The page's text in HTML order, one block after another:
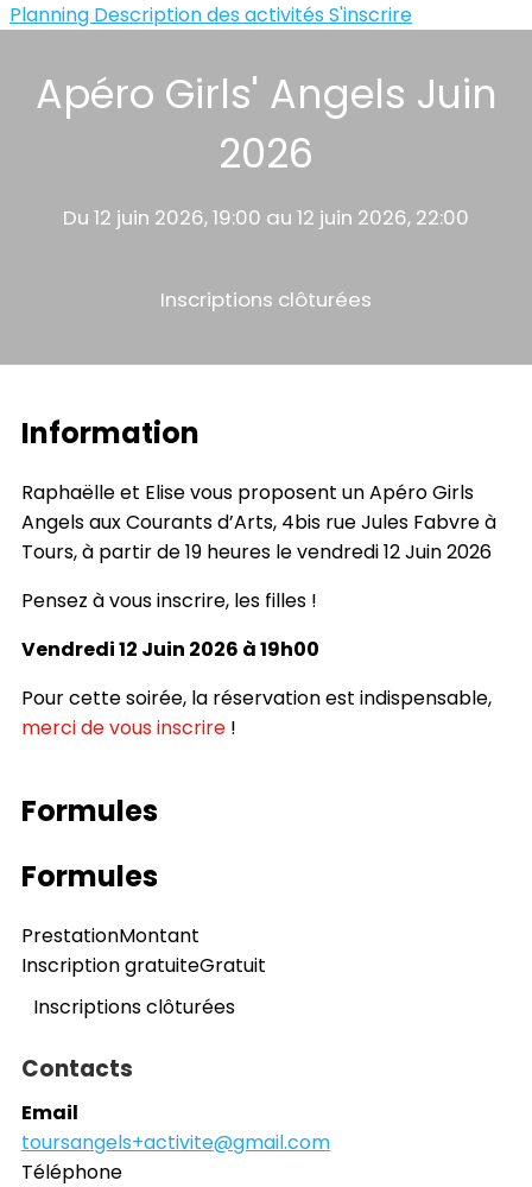
Planning Description des activités S'inscrire
Apéro Girls' Angels Juin
2026
Du 12 juin 2026, 19:00 au 12 juin 2026, 22:00
Inscriptions clôturées
Information
Raphaëlle et Elise vous proposent un Apéro Girls
Angels aux Courants d’Arts, 4bis rue Jules Fabvre à
Tours, à partir de 19 heures le vendredi 12 Juin 2026
Pensez à vous inscrire, les filles !
Vendredi 12 Juin 2026 à 19h00
Pour cette soirée, la réservation est indispensable,
merci de vous inscrire !
Formules
Formules
PrestationMontant
Inscription gratuiteGratuit
Inscriptions clôturées
Contacts
Email
toursangels+activite@gmail.com
Téléphone